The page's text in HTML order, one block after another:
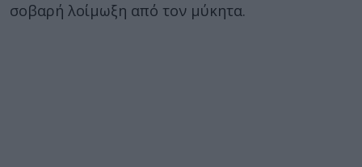
σοβαρή λοίμωξη από τον μύκητα.